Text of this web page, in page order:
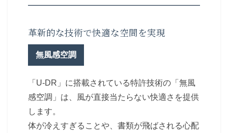
革新的な技術で快適な空間を実現
無風感空調
「U-DR」に搭載されている特許技術の「無風
感空調」は、風が直接当たらない快適さを提供
します。
体が冷えすぎることや、書類が飛ばされる心配